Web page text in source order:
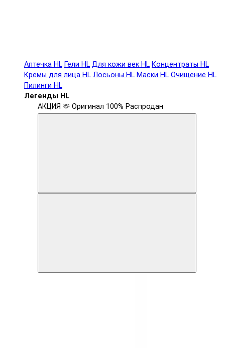
Аптечка HL Гели HL Для кожи век HL Концентраты HL
Кремы для лица HL Лосьоны HL Маски HL Очищение HL
Пилинги HL
Легенды HL
АКЦИЯ 🫶 Оригинал 100% Распродан